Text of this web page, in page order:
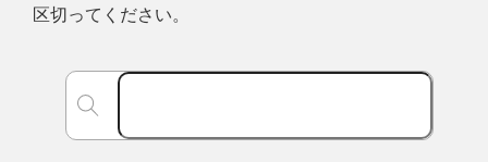
区切ってください。